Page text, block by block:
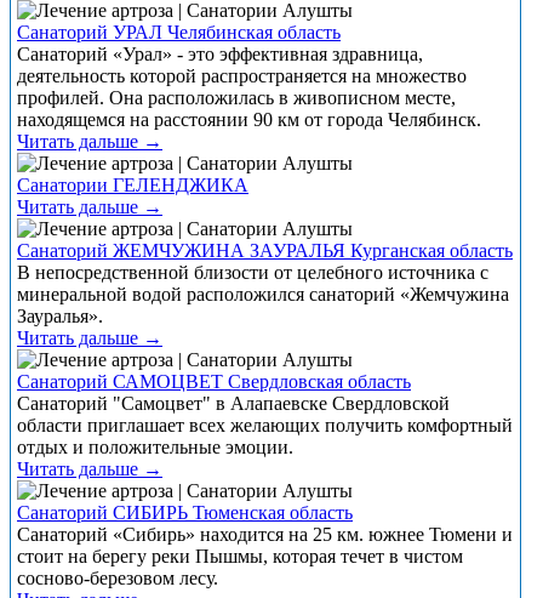
Санаторий УРАЛ Челябинская область
Санаторий «Урал» - это эффективная здравница,
деятельность которой распространяется на множество
профилей. Она расположилась в живописном месте,
находящемся на расстоянии 90 км от города Челябинск.
Читать дальше →
Санатории ГЕЛЕНДЖИКА
Читать дальше →
Санаторий ЖЕМЧУЖИНА ЗАУРАЛЬЯ Курганская область
В непосредственной близости от целебного источника с
минеральной водой расположился санаторий «Жемчужина
Зауралья».
Читать дальше →
Санаторий САМОЦВЕТ Свердловская область
Санаторий "Самоцвет" в Алапаевске Свердловской
области приглашает всех желающих получить комфортный
отдых и положительные эмоции.
Читать дальше →
Санаторий СИБИРЬ Тюменская область
Санаторий «Сибирь» находится на 25 км. южнее Тюмени и
стоит на берегу реки Пышмы, которая течет в чистом
сосново-березовом лесу.